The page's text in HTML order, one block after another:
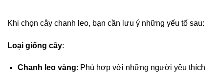
Khi chọn cây chanh leo, bạn cần lưu ý những yếu tố sau:
Loại giống cây:
Chanh leo vàng: Phù hợp với những người yêu thích